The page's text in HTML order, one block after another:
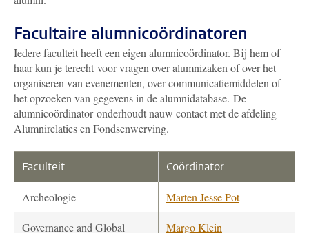
Facultaire alumnicoördinatoren
Iedere faculteit heeft een eigen alumnicoördinator. Bij hem of
haar kun je terecht voor vragen over alumnizaken of over het
organiseren van evenementen, over communicatiemiddelen of
het opzoeken van gegevens in de alumnidatabase. De
alumnicoördinator onderhoudt nauw contact met de afdeling
Alumnirelaties en Fondsenwerving.
Faculteit Coördinator
Archeologie Marten Jesse Pot
Governance and Global
Margo Klein